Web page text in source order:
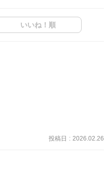
いいね！順
投稿日 : 2026.02.26